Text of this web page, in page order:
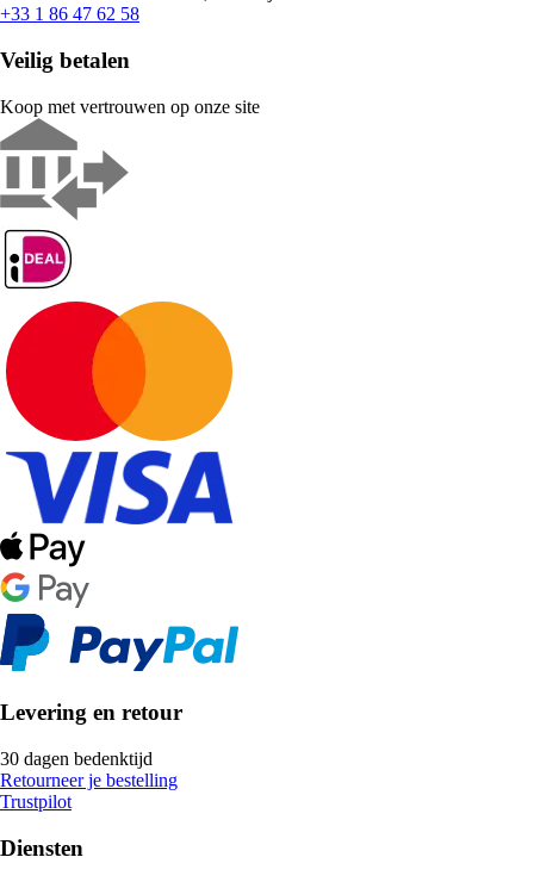
+33 1 86 47 62 58
Veilig betalen
Koop met vertrouwen op onze site
Levering en retour
30 dagen bedenktijd
Retourneer je bestelling
Trustpilot
Diensten